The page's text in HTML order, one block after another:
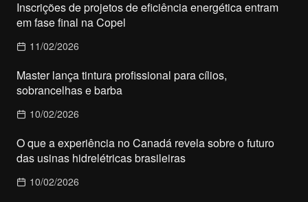
Inscrições de projetos de eficiência energética entram
em fase final na Copel
11/02/2026
Master lança tintura profissional para cílios,
sobrancelhas e barba
10/02/2026
O que a experiência no Canadá revela sobre o futuro
das usinas hidrelétricas brasileiras
10/02/2026